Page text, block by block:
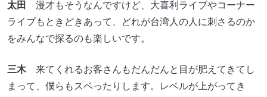
太田
漫才もそうなんですけど、大喜利ライブやコーナー
ライブもときどきあって、どれが台湾人の人に刺さるのか
をみんなで探るのも楽しいです。
三木来てくれるお客さんもだんだんと目が肥えてきてし
まって、僕らもスベったりします。レベルが上がってき